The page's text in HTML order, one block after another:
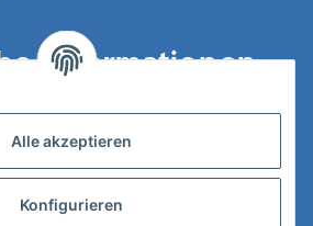
Informationen
Alle akzeptieren
Konfigurieren